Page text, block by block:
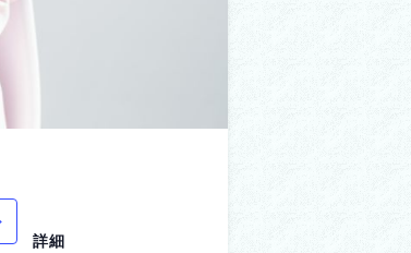
詳細